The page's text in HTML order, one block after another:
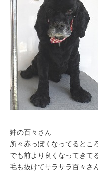
狆の百々さん
所々赤っぽくなってるとこ
でも前より良くなってきて
毛も抜けてサラサラ百々さ